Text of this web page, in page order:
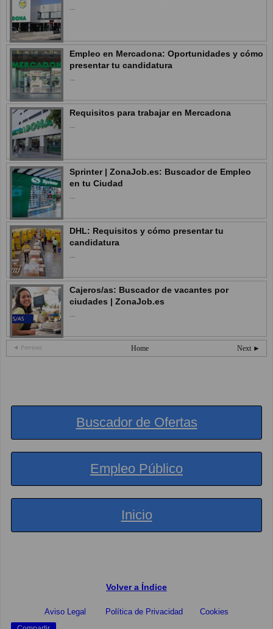
Empleo en Mercadona: Oportunidades y cómo
presentar tu candidatura
Requisitos para trabajar en Mercadona
Sprinter | ZonaJob.es: Buscador de Empleo
en tu Ciudad
DHL: Requisitos y cómo presentar tu
candidatura
Cajeros/as: Buscador de vacantes por
ciudades | ZonaJob.es
◄ Previous Next ►
Home
Buscador de Ofertas
Empleo Público
Inicio
Volver a Índice
Aviso Legal Política de Privacidad Cookies